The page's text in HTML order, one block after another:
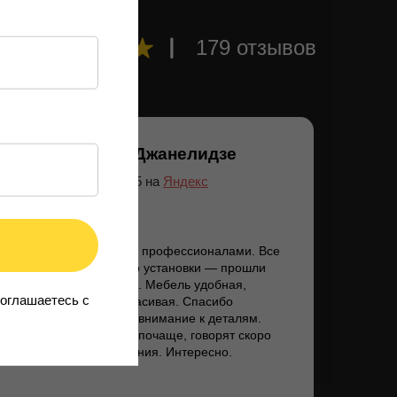
179 отзывов
Лиана Джанелидзе
Приятно иметь дело с профессионалами. Все
этапы — от выбора до установки — прошли
гладко и без задержек. Мебель удобная,
функциональная и красивая. Спасибо
за отличный сервис и внимание к деталям.
Будем сюда заходить почаще, говорят скоро
будут новые поступления. Интересно.
12.07.2025 на Яндекс
c